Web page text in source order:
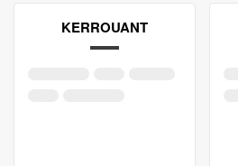
KERROUANT